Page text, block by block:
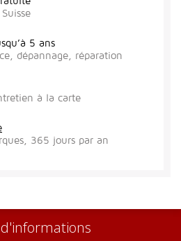
5 ans
dépannage, réparation
à la carte
365 jours par an